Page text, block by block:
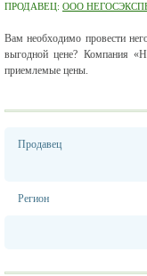
ПРОДАВЕЦ: ООО
Вам необходимо провести
выгодной цене? Компания
приемлемые цены.
Продавец
Регион